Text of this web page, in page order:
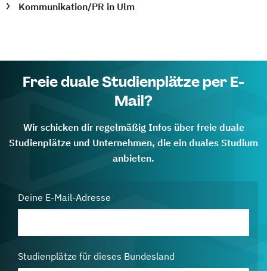
Kommunikation/PR in Ulm
Freie duale Studienplätze per E-
Mail?
Wir schicken dir regelmäßig Infos über freie duale
Studienplätze und Unternehmen, die ein duales Studium
anbieten.
Deine E-Mail-Adresse
Studienplätze für dieses Bundesland